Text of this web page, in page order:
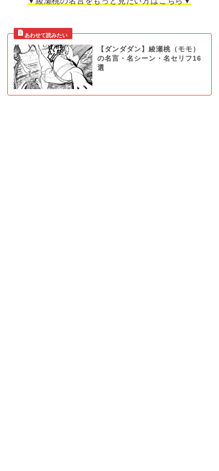
【ダンダダン】綾瀬桃（モモ）
の名言・名シーン・名セリフ16
選